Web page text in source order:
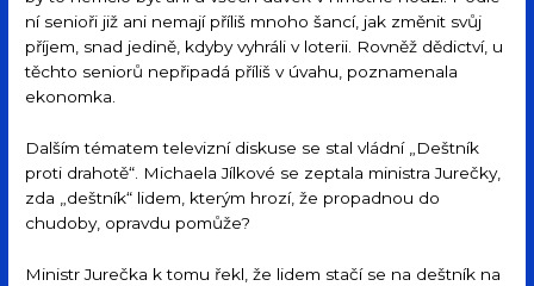
ní senioři již ani nemají příliš mnoho šancí, jak změnit svůj
příjem, snad jedině, kdyby vyhráli v loterii. Rovněž dědictví, u
těchto seniorů nepřipadá příliš v úvahu, poznamenala
ekonomka.
Dalším tématem televizní diskuse se stal vládní „Deštník
proti drahotě“. Michaela Jílkové se zeptala ministra Jurečky,
zda „deštník“ lidem, kterým hrozí, že propadnou do
chudoby, opravdu pomůže?
Ministr Jurečka k tomu řekl, že lidem stačí se na deštník na